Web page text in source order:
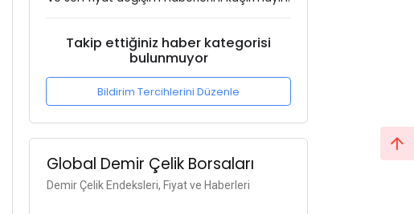
Takip ettiğiniz haber kategorisi
bulunmuyor
Bildirim Tercihlerini Düzenle
Global Demir Çelik Borsaları
Demir Çelik Endeksleri, Fiyat ve Haberleri